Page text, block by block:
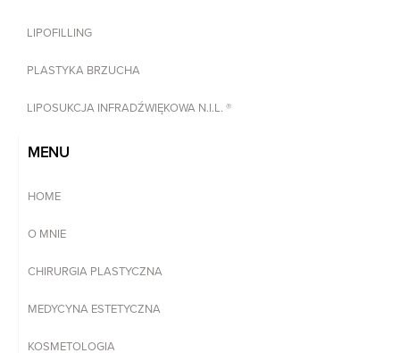
LIPOFILLING
PLASTYKA BRZUCHA
LIPOSUKCJA INFRADŹWIĘKOWA N.I.L. ®
MENU
HOME
O MNIE
CHIRURGIA PLASTYCZNA
MEDYCYNA ESTETYCZNA
KOSMETOLOGIA